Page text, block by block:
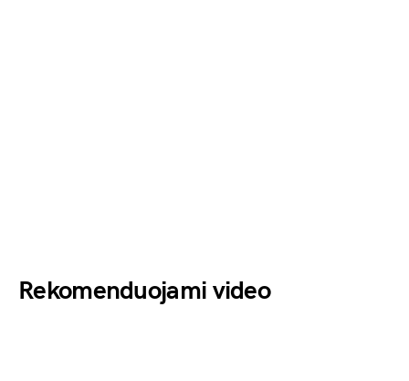
Rekomenduojami video